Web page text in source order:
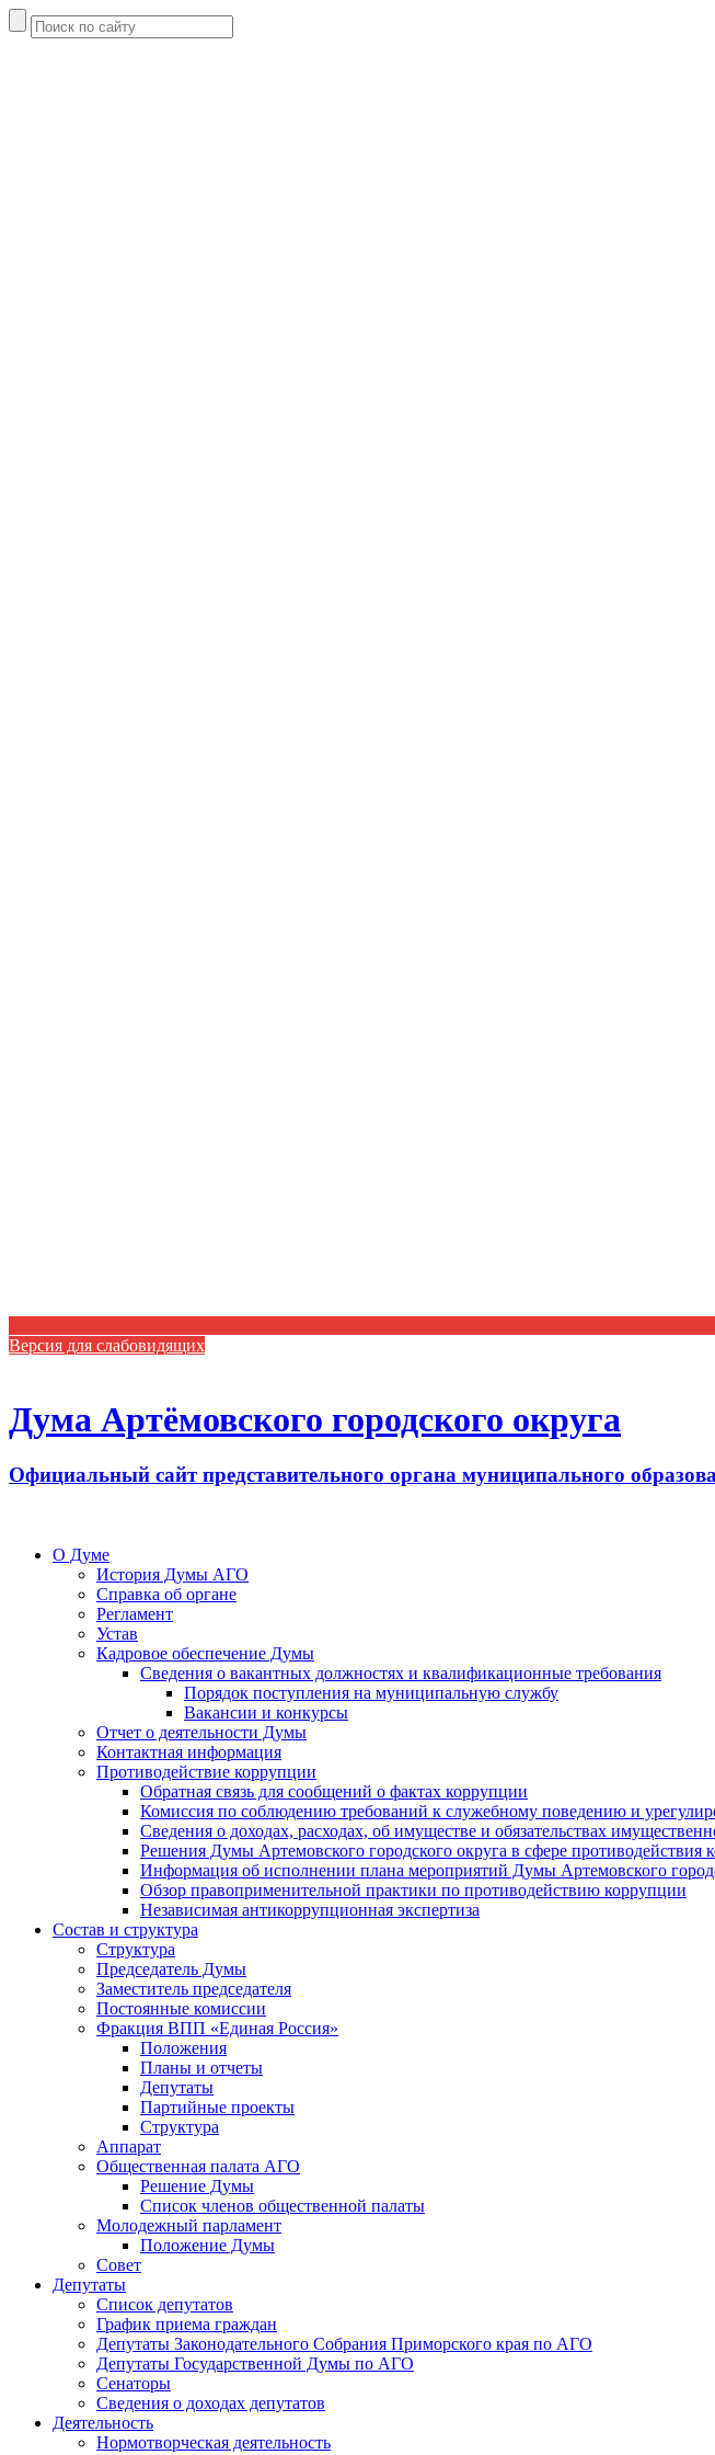
Версия для слабовидящих
Дума Артёмовского городского округа
Официальный сайт представительного органа муниципального
О Думе
История Думы АГО
Справка об органе
Регламент
Устав
Кадровое обеспечение Думы
Сведения о вакантных должностях и квалификационные требования
Порядок поступления на муниципальную службу
Вакансии и конкурсы
Отчет о деятельности Думы
Контактная информация
Противодействие коррупции
Обратная связь для сообщений о фактах коррупции
Комиссия по соблюдению требований к служебному поведению и
Сведения о доходах, расходах, об имуществе и обязательствах
Решения Думы Артемовского городского округа в сфере противодействия
Информация об исполнении плана мероприятий Думы Артемовского
Обзор правоприменительной практики по противодействию коррупции
Независимая антикоррупционная экспертиза
Состав и структура
Структура
Председатель Думы
Заместитель председателя
Постоянные комиссии
Фракция ВПП «Единая Россия»
Положения
Планы и отчеты
Депутаты
Партийные проекты
Структура
Аппарат
Общественная палата АГО
Решение Думы
Список членов общественной палаты
Молодежный парламент
Положение Думы
Совет
Депутаты
Список депутатов
График приема граждан
Депутаты Законодательного Собрания Приморского края по АГО
Депутаты Государственной Думы по АГО
Сенаторы
Сведения о доходах депутатов
Деятельность
Нормотворческая деятельность